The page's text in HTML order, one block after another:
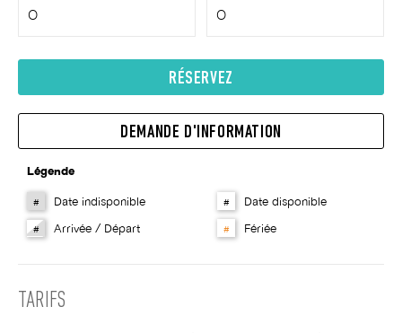
RÉSERVEZ
DEMANDE D'INFORMATION
Légende
# Date indisponible # Date disponible
# Arrivée / Départ # Fériée
TARIFS